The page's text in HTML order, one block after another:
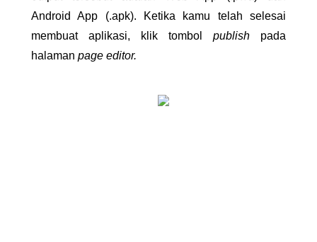
Android App (.apk). Ketika kamu telah selesai
membuat aplikasi, klik tombol publish pada
halaman page editor.